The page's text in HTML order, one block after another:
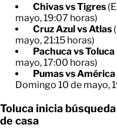
Chivas vs Tigres
mayo, 19:07 horas)
Cruz Azul vs Atlas
mayo, 21:15 horas)
Pachuca vs Toluca
mayo, 17:00 horas)
Pumas vs América
Domingo 10 de mayo,
Toluca inicia
de casa